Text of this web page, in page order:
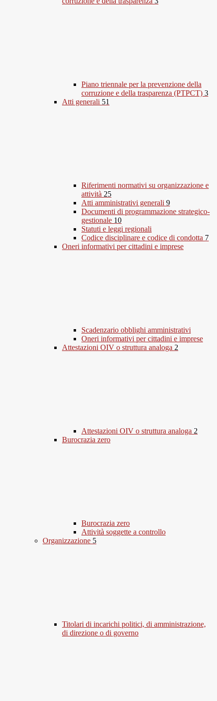
Piano triennale per la prevenzione della
corruzione e della trasparenza (PTPCT) 3
Atti generali 51
Riferimenti normativi su organizzazione e
attività 25
Atti amministrativi generali 9
Documenti di programmazione strategico-
gestionale 10
Statuti e leggi regionali
Codice disciplinare e codice di condotta 7
Oneri informativi per cittadini e imprese
Scadenzario obblighi amministrativi
Oneri informativi per cittadini e imprese
Attestazioni OIV o struttura analoga 2
Attestazioni OIV o struttura analoga 2
Burocrazia zero
Burocrazia zero
Attività soggette a controllo
Organizzazione 5
Titolari di incarichi politici, di amministrazione,
di direzione o di governo